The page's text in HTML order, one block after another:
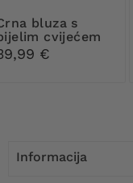
s
cvijećem
€
Informacija